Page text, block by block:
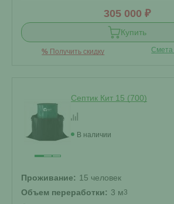
305 000 ₽
Купить
% Получить скидку Смета
Септик Кит 15 (700)
В наличии
Проживание: 15 человек
Объем переработки: 3 м3